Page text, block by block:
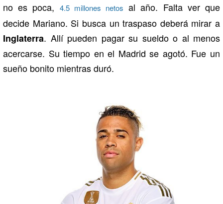
no es poca, 4.5 millones netos al año. Falta ver que
decide Mariano. Si busca un traspaso deberá mirar a
Inglaterra. Allí pueden pagar su sueldo o al menos
acercarse. Su tiempo en el Madrid se agotó. Fue un
sueño bonito mientras duró.